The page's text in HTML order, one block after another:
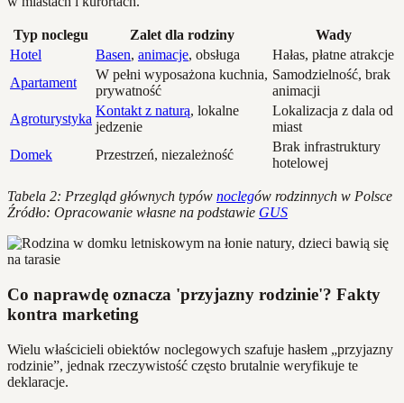
Typ noclegu Zalet dla rodziny
Wady
Hotel
Basen, animacje, obsługa
Hałas, płatne atrakcje
Apartament
W pełni wyposażona kuchnia,
prywatność
Samodzielność, brak
animacji
Agroturystyka
Kontakt z naturą, lokalne
jedzenie
Lokalizacja z dala od
miast
Domek
Przestrzeń, niezależność
Brak infrastruktury
hotelowej
Tabela 2: Przegląd głównych typów noclegów rodzinnych w Polsce
Źródło: Opracowanie własne na podstawie GUS
Co naprawdę oznacza 'przyjazny rodzinie'? Fakty
kontra marketing
Wielu właścicieli obiektów noclegowych szafuje hasłem „przyjazny
rodzinie”, jednak rzeczywistość często brutalnie weryfikuje te
deklaracje.